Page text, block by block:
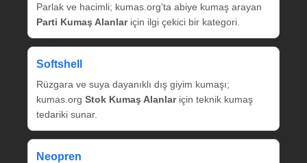
Parlak ve hacimli; kumas.org’ta abiye kumaş arayan
Parti Kumaş Alanlariçin ilgi çekici bir kategori.
Softshell
Rüzgara ve suya dayanıklı dış giyim kumaşı;
kumas.org Stok Kumaş Alanlariçin teknik kumaş
tedariki sunar.
Neopren